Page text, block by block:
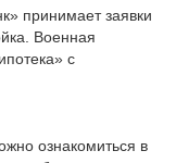
принимает заявки
Военная
с
ознакомиться в